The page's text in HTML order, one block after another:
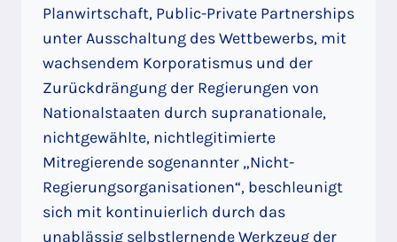
Planwirtschaft, Public-Private Partnerships
unter Ausschaltung des Wettbewerbs, mit
wachsendem Korporatismus und der
Zurückdrängung der Regierungen von
Nationalstaaten durch supranationale,
nichtgewählte, nichtlegitimierte
Mitregierende sogenannter „Nicht-
Regierungsorganisationen“, beschleunigt
sich mit kontinuierlich durch das
unablässig selbstlernende Werkzeug der